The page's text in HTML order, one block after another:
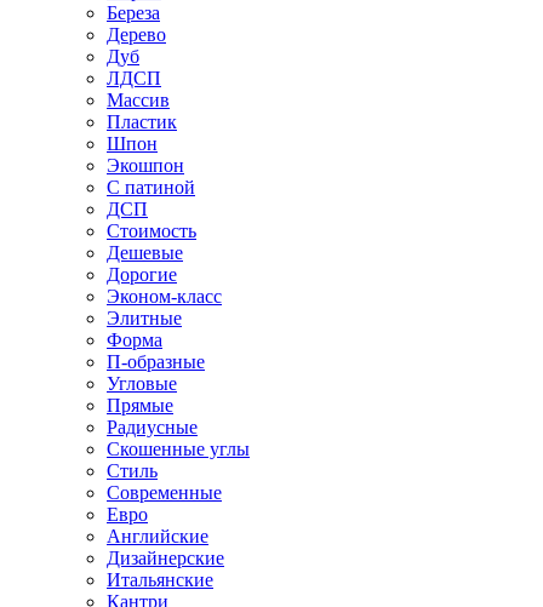
Береза
Дерево
Дуб
ЛДСП
Массив
Пластик
Шпон
Экошпон
С патиной
ДСП
Стоимость
Дешевые
Дорогие
Эконом-класс
Элитные
Форма
П-образные
Угловые
Прямые
Радиусные
Скошенные углы
Стиль
Современные
Евро
Английские
Дизайнерские
Итальянские
Кантри